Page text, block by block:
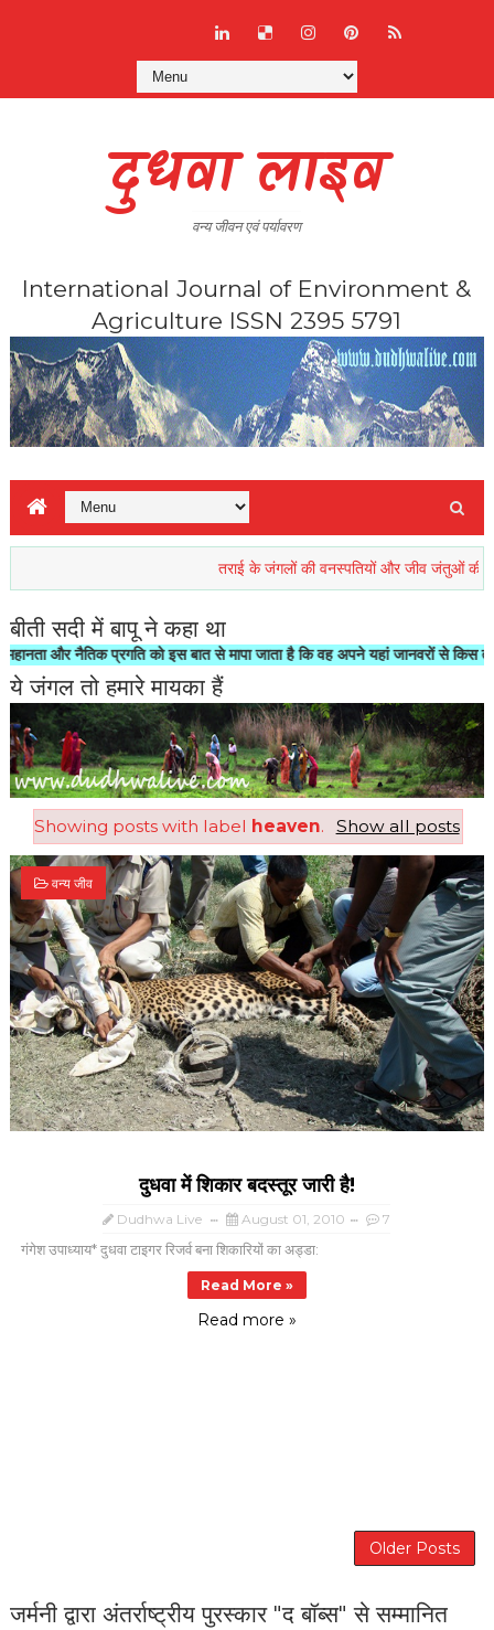
दुधवा लाइव
वन्य जीवन एवं पर्यावरण
International Journal of Environment &
Agriculture ISSN 2395 5791
तराई के जंगलों की वनस्पतियों और जीव जंतुओं की
बीती सदी में बापू ने कहा था
और नैतिक प्रगति को इस बात से मापा जाता है कि वह अपने यहां जानवरों से किस तरह का
ये जंगल तो हमारे मायका हैं
Showing posts with label heaven. Show all posts
वन्य जीव
दुधवा में शिकार बदस्तूर जारी है!
Dudhwa Live August 01, 2010 7
गंगेश उपाध्याय* दुधवा टाइगर रिजर्व बना शिकारियों का अड्डा:
Read More »
Read more »
Older Posts
जर्मनी द्वारा अंतर्राष्ट्रीय पुरस्कार "द बॉब्स" से सम्मानित